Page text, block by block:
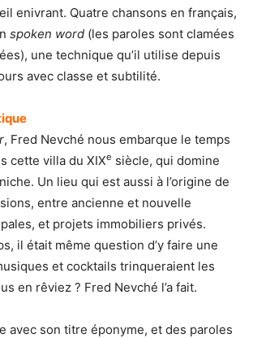
enivrant. Quatre chansons en français,
spoken word (les paroles sont clamées
une technique qu’il utilise depuis
avec classe et subtilité.
, Fred Nevché nous embarque le temps
cette villa du XIXe siècle, qui domine
Un lieu qui est aussi à l’origine de
entre ancienne et nouvelle
et projets immobiliers privés.
il était même question d’y faire une
et cocktails trinqueraient les
en rêviez ? Fred Nevché l’a fait.
avec son titre éponyme, et des paroles